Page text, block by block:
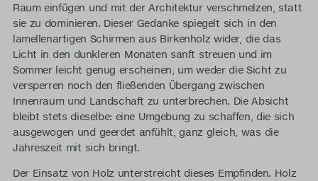
Raum einfügen und mit der Architektur verschmelzen, statt
sie zu dominieren. Dieser Gedanke spiegelt sich in den
lamellenartigen Schirmen aus Birkenholz wider, die das
Licht in den dunkleren Monaten sanft streuen und im
Sommer leicht genug erscheinen, um weder die Sicht zu
versperren noch den fließenden Übergang zwischen
Innenraum und Landschaft zu unterbrechen. Die Absicht
bleibt stets dieselbe: eine Umgebung zu schaffen, die sich
ausgewogen und geerdet anfühlt, ganz gleich, was die
Jahreszeit mit sich bringt.
Der Einsatz von Holz unterstreicht dieses Empfinden. Holz